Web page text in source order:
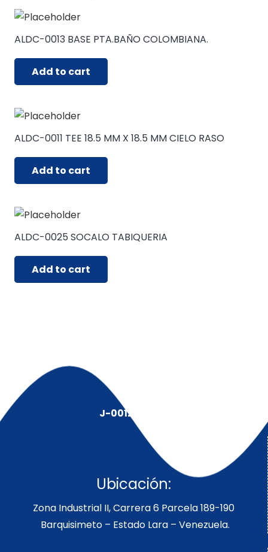
ALDC-0013 BASE PTA.BAÑO COLOMBIANA.
Add to cart
ALDC-0011 TEE 18.5 MM X 18.5 MM CIELO RASO
Add to cart
ALDC-0025 SOCALO TABIQUERIA
Add to cart
J-00128491-5
Ubicación:
Zona Industrial II, Carrera 6 Parcela 189-190
Barquisimeto – Estado Lara – Venezuela.